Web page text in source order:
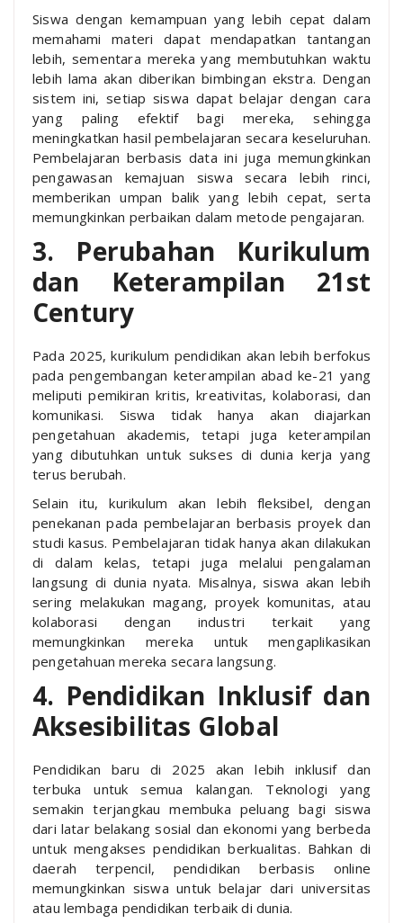
Siswa dengan kemampuan yang lebih cepat dalam
memahami materi dapat mendapatkan tantangan
lebih, sementara mereka yang membutuhkan waktu
lebih lama akan diberikan bimbingan ekstra. Dengan
sistem ini, setiap siswa dapat belajar dengan cara
yang paling efektif bagi mereka, sehingga
meningkatkan hasil pembelajaran secara keseluruhan.
Pembelajaran berbasis data ini juga memungkinkan
pengawasan kemajuan siswa secara lebih rinci,
memberikan umpan balik yang lebih cepat, serta
memungkinkan perbaikan dalam metode pengajaran.
3. Perubahan Kurikulum
dan Keterampilan 21st
Century
Pada 2025, kurikulum pendidikan akan lebih berfokus
pada pengembangan keterampilan abad ke-21 yang
meliputi pemikiran kritis, kreativitas, kolaborasi, dan
komunikasi. Siswa tidak hanya akan diajarkan
pengetahuan akademis, tetapi juga keterampilan
yang dibutuhkan untuk sukses di dunia kerja yang
terus berubah.
Selain itu, kurikulum akan lebih fleksibel, dengan
penekanan pada pembelajaran berbasis proyek dan
studi kasus. Pembelajaran tidak hanya akan dilakukan
di dalam kelas, tetapi juga melalui pengalaman
langsung di dunia nyata. Misalnya, siswa akan lebih
sering melakukan magang, proyek komunitas, atau
kolaborasi dengan industri terkait yang
memungkinkan mereka untuk mengaplikasikan
pengetahuan mereka secara langsung.
4. Pendidikan Inklusif dan
Aksesibilitas Global
Pendidikan baru di 2025 akan lebih inklusif dan
terbuka untuk semua kalangan. Teknologi yang
semakin terjangkau membuka peluang bagi siswa
dari latar belakang sosial dan ekonomi yang berbeda
untuk mengakses pendidikan berkualitas. Bahkan di
daerah terpencil, pendidikan berbasis online
memungkinkan siswa untuk belajar dari universitas
atau lembaga pendidikan terbaik di dunia.